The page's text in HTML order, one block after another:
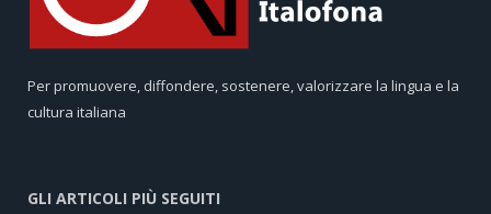
Per promuovere, diffondere, sostenere, valorizzare la lingua e la
cultura italiana
GLI ARTICOLI PIÙ SEGUITI